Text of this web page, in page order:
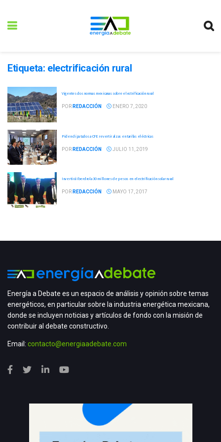
Etiqueta: electrificación rural
Vigentes dos normas mexicanas sobre electrificación rural
POR REDACCIÓN ENERO 7, 2020
Piden diputados a CFE revertir alzas en tarifas eléctricas
POR REDACCIÓN JULIO 11, 2019
Invertirá Iberdrola 30 millones de pesos en electrificación solar rural
POR REDACCIÓN MAYO 17, 2017
Energía a Debate es un espacio de análisis y opinión sobre temas
energéticos, en particular sobre la industria energética mexicana,
donde se incluyen noticias y artículos de fondo con la misión de
contribuir al debate constructivo.
Email: contacto@energiaadebate.com